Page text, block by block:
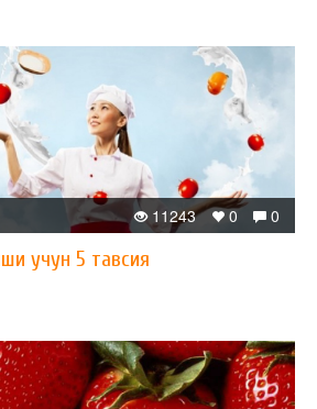
0
0
11243
учун 5 тавсия